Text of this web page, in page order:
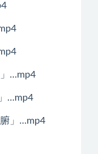
…mp4
…mp4
」…mp4